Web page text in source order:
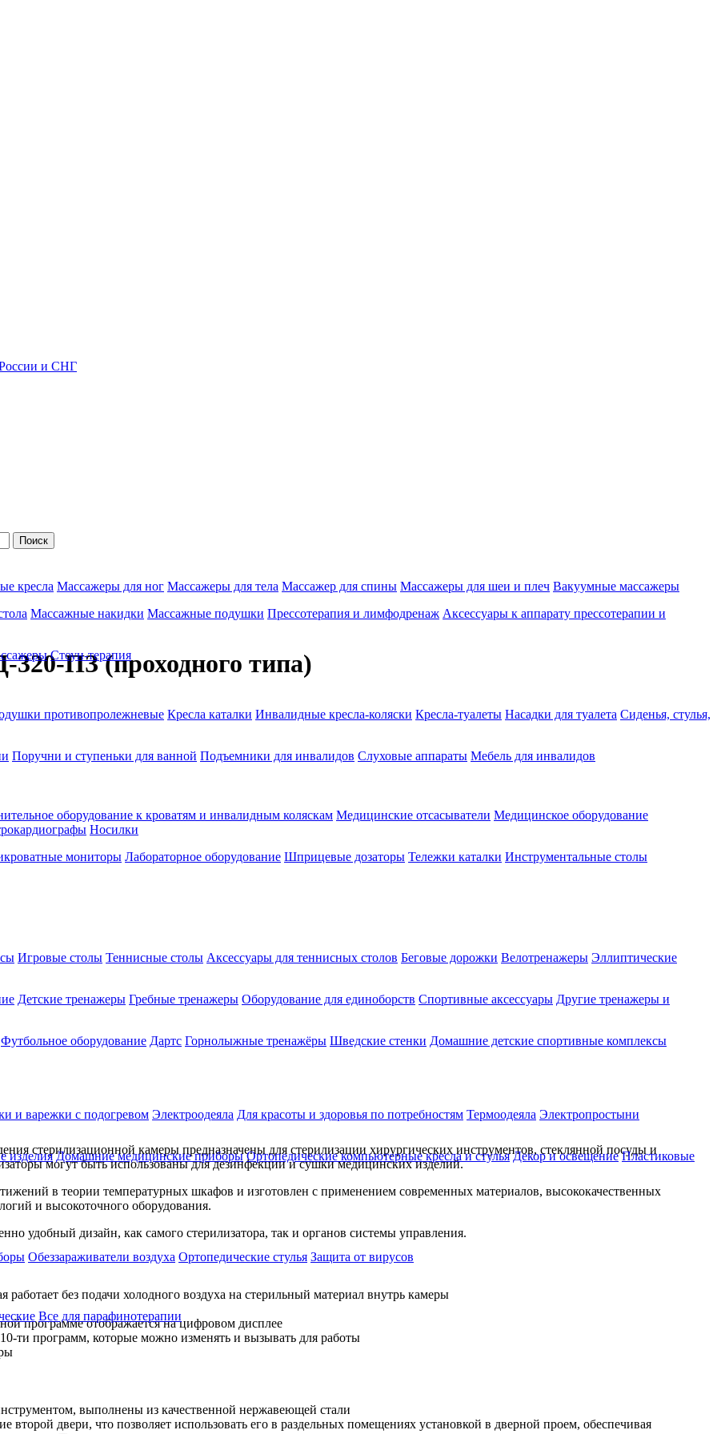
России и СНГ
кресла Массажеры для ног Массажеры для тела Массажер для спины Массажеры для шеи и плеч Вакуумные массажеры
Массажные накидки Массажные подушки Прессотерапия и лимфодренаж Аксессуары к аппарату прессотерапии и
Стоун-терапия
противопролежневые Кресла каталки Инвалидные кресла-коляски Кресла-туалеты Насадки для туалета Сиденья, стулья,
Поручни и ступеньки для ванной Подъемники для инвалидов Слуховые аппараты Мебель для инвалидов
оборудование к кроватям и инвалидным коляскам Медицинские отсасыватели Медицинское оборудование
Носилки
мониторы Лабораторное оборудование Шприцевые дозаторы Тележки каталки Инструментальные столы
Игровые столы Теннисные столы Аксессуары для теннисных столов Беговые дорожки Велотренажеры Эллиптические
Детские тренажеры Гребные тренажеры Оборудование для единоборств Спортивные аксессуары Другие тренажеры и
Футбольное оборудование Дартс Горнолыжные тренажёры Шведские стенки Домашние детские спортивные комплексы
и варежки с подогревом Электроодеяла Для красоты и здоровья по потребностям Термоодеяла Электропростыни
изделия Домашние медицинские приборы Ортопедические компьютерные кресла и стулья Декор и освещение Пластиковые
Обеззараживатели воздуха Ортопедические стулья Защита от вирусов
Все для парафинотерапии
Поиск
ПЗ (проходного типа)
стерилизационной камеры предназначены для стерилизации хирургических инструментов, стеклянной посуды и
могут быть использованы для дезинфекции и сушки медицинских изделий.
в теории температурных шкафов и изготовлен с применением современных материалов, высококачественных
и высокоточного оборудования.
удобный дизайн, как самого стерилизатора, так и органов системы управления.
без подачи холодного воздуха на стерильный материал внутрь камеры
программе отображается на цифровом дисплее
ти программ, которые можно изменять и вызывать для работы
выполнены из качественной нержавеющей стали
двери, что позволяет использовать его в раздельных помещениях установкой в дверной проем, обеспечивая